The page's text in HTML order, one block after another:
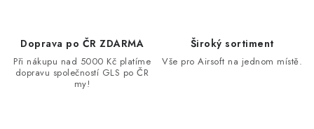
Doprava po ČR ZDARMA
Při nákupu nad 5000 Kč platíme
dopravu společností GLS po ČR
my!
Široký sortiment
Vše pro Airsoft na jednom místě.